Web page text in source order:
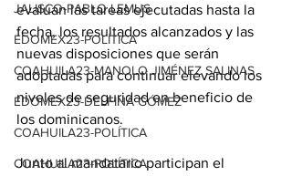
JALISCO-PABLO LEMUS
EDOMEX23-POLÍTICA
COAHUILA23-MANOLO JIMÉNEZ SALINAS
EDOMEX23-DELFINA GÓMEZ
COAHUILA23-POLÍTICA
COAHUILA23-POLÍTICA
evalúan las tareas ejecutadas hasta la
fecha, los resultados alcanzados y las
nuevas disposiciones que serán
adoptadas para continuar elevando los
niveles de seguridad en beneficio de
los dominicanos.
Junto al mandatario participan el